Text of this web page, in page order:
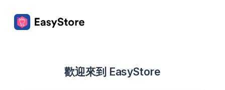
歡迎來到 EasyStore